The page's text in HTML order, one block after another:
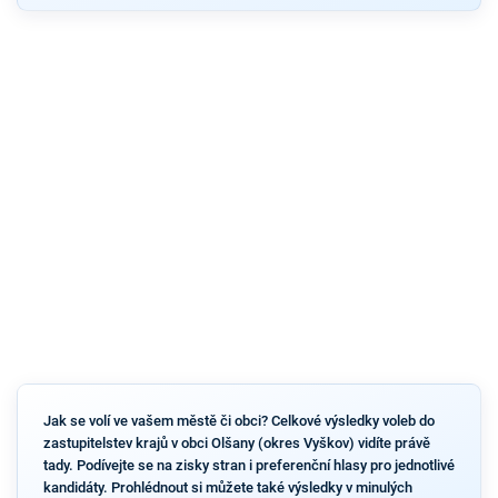
Jak se volí ve vašem městě či obci? Celkové výsledky voleb do
zastupitelstev krajů v obci Olšany (okres Vyškov) vidíte právě
tady. Podívejte se na zisky stran i preferenční hlasy pro jednotlivé
kandidáty. Prohlédnout si můžete také výsledky v minulých